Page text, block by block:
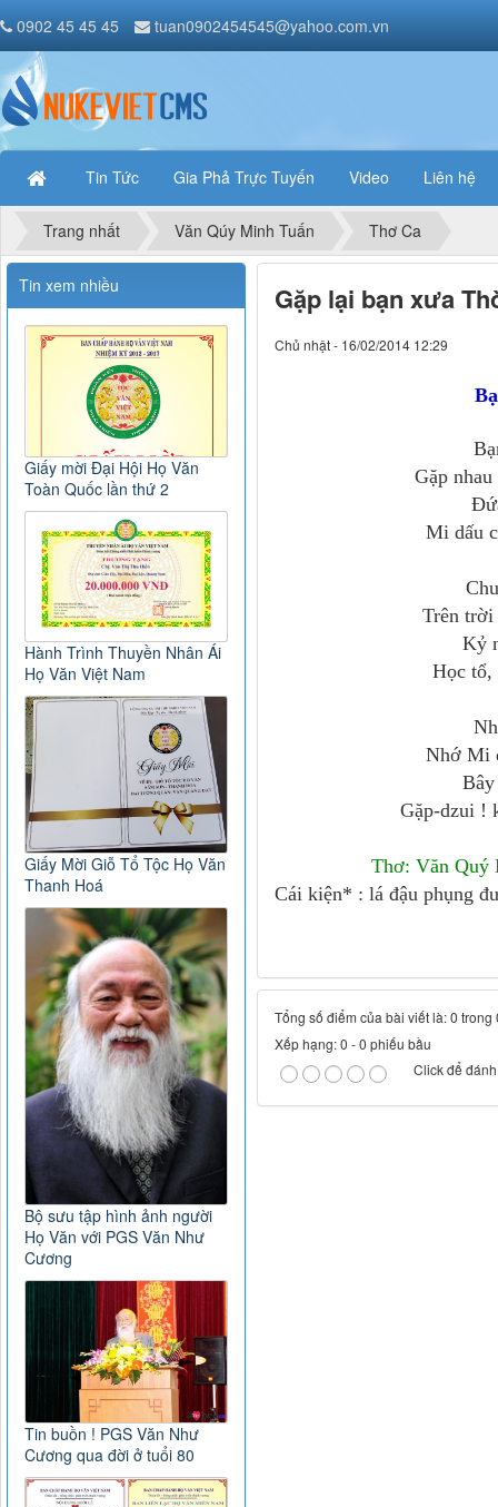
0902 45 45 45 tuan0902454545@yahoo.com.vn
Tin Tức Gia Phả Trực Tuyến Video Liên hệ
Trang nhất Văn Qúy Minh Tuấn Thơ Ca
Gặp lại bạn xưa
Chủ nhật - 16/02/2014 12:29
Gặp
Mi dấu
Trên trời
Kỷ
Học tổ,
Nhớ Mi
Gặp-dzui !
Thơ: Văn Quý
Cái kiện* : lá đậu phụng
Tổng số điểm của bài viết là: 0 trong
Xếp hạng:0 -0 phiếu bầu
Click để
Tin xem nhiều
Giấy mời Đại Hội Họ Văn
Toàn Quốc lần thứ 2
Hành Trình Thuyền Nhân Ái
Họ Văn Việt Nam
Giấy Mời Giỗ Tổ Tộc Họ Văn
Thanh Hoá
Bộ sưu tập hình ảnh người
Họ Văn với PGS Văn Như
Cương
Tin buồn ! PGS Văn Như
Cương qua đời ở tuổi 80